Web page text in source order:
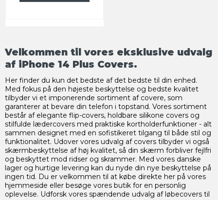
Velkommen til vores eksklusive udvalg
af iPhone 14 Plus Covers.
Her finder du kun det bedste af det bedste til din enhed.
Med fokus på den højeste beskyttelse og bedste kvalitet
tilbyder vi et imponerende sortiment af covere, som
garanterer at bevare din telefon i topstand. Vores sortiment
består af elegante flip-covers, holdbare silikone covers og
stilfulde lædercovers med praktiske kortholderfunktioner - alt
sammen designet med en sofistikeret tilgang til både stil og
funktionalitet. Udover vores udvalg af covers tilbyder vi også
skærmbeskyttelse af høj kvalitet, så din skærm forbliver fejlfri
og beskyttet mod ridser og skrammer. Med vores danske
lager og hurtige levering kan du nyde din nye beskyttelse på
ingen tid. Du er velkommen til at købe direkte her på vores
hjemmeside eller besøge vores butik for en personlig
oplevelse. Udforsk vores spændende udvalg af løbecovers til